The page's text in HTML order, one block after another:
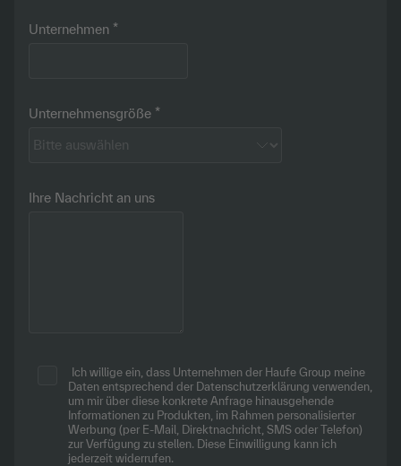
Unternehmen
Unternehmensgröße
Ihre Nachricht an uns
Ich willige ein, dass Unternehmen der Haufe Group meine
Daten entsprechend der Datenschutzerklärung verwenden,
um mir über diese konkrete Anfrage hinausgehende
Informationen zu Produkten, im Rahmen personalisierter
Werbung (per E-Mail, Direktnachricht, SMS oder Telefon)
zur Verfügung zu stellen. Diese Einwilligung kann ich
jederzeit widerrufen.